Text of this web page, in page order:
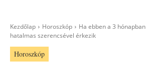
Kezdőlap Horoszkóp
Ha ebben a 3
hatalmas szerencsével érkezik
Horoszkóp